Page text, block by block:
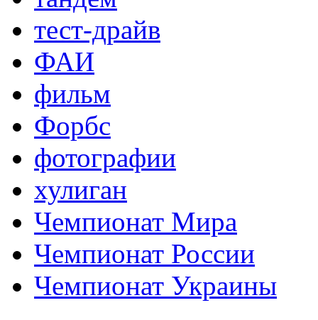
тест-драйв
ФАИ
фильм
Форбс
фотографии
хулиган
Чемпионат Мира
Чемпионат России
Чемпионат Украины